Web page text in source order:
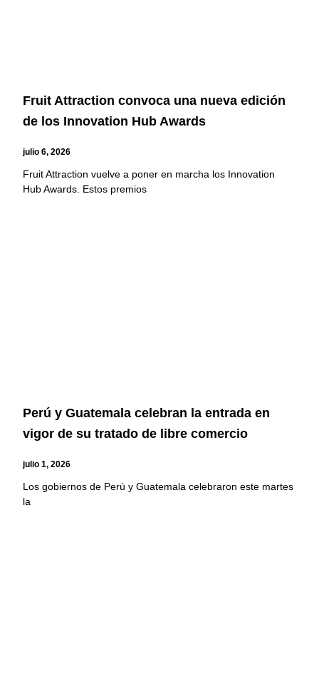
Fruit Attraction convoca una nueva edición
de los Innovation Hub Awards
julio 6, 2026
Fruit Attraction vuelve a poner en marcha los Innovation
Hub Awards. Estos premios
Perú y Guatemala celebran la entrada en
vigor de su tratado de libre comercio
julio 1, 2026
Los gobiernos de Perú y Guatemala celebraron este martes
la